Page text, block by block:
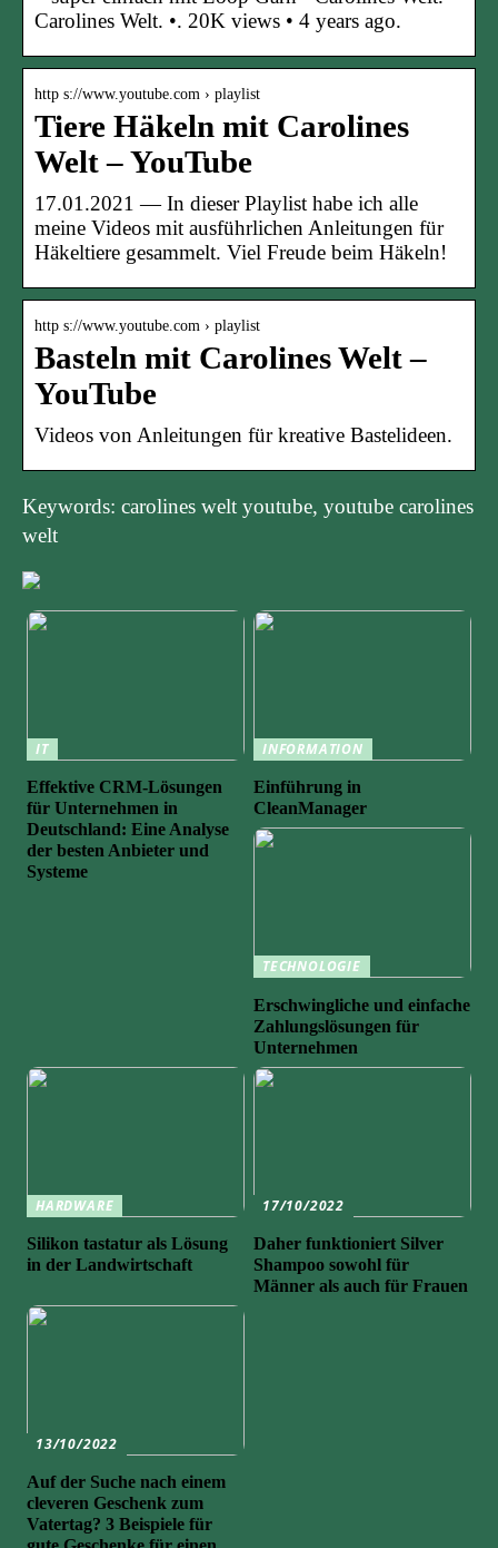
Carolines Welt. •. 20K views • 4 years ago.
http s://www.youtube.com › playlist
Tiere Häkeln mit Carolines
Welt – YouTube
17.01.2021 — In dieser Playlist habe ich alle
meine Videos mit ausführlichen Anleitungen für
Häkeltiere gesammelt. Viel Freude beim Häkeln!
http s://www.youtube.com › playlist
Basteln mit Carolines Welt –
YouTube
Videos von Anleitungen für kreative Bastelideen.
Keywords: carolines welt youtube, youtube carolines
welt
IT
Effektive CRM-Lösungen
für Unternehmen in
Deutschland: Eine Analyse
der besten Anbieter und
Systeme
INFORMATION
Einführung in
CleanManager
TECHNOLOGIE
Erschwingliche und einfache
Zahlungslösungen für
Unternehmen
HARDWARE
Silikon tastatur als Lösung
in der Landwirtschaft
17/10/2022
Daher funktioniert Silver
Shampoo sowohl für
Männer als auch für Frauen
13/10/2022
Auf der Suche nach einem
cleveren Geschenk zum
Vatertag? 3 Beispiele für